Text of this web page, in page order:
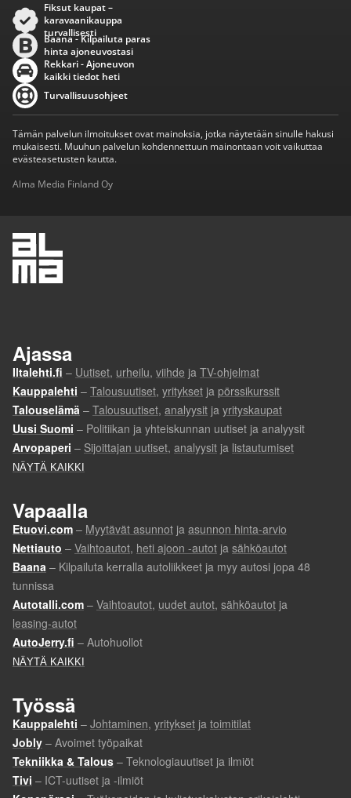
Fiksut kaupat –
karavaanikauppa
turvallisesti
Baana - Kilpailuta paras
hinta ajoneuvostasi
Rekkari - Ajoneuvon
kaikki tiedot heti
Turvallisuusohjeet
Tämän palvelun ilmoitukset ovat mainoksia, jotka näytetään sinulle hakusi
mukaisesti. Muuhun palvelun kohdennettuun mainontaan voit vaikuttaa
evästeasetusten kautta.
Alma Media Finland Oy